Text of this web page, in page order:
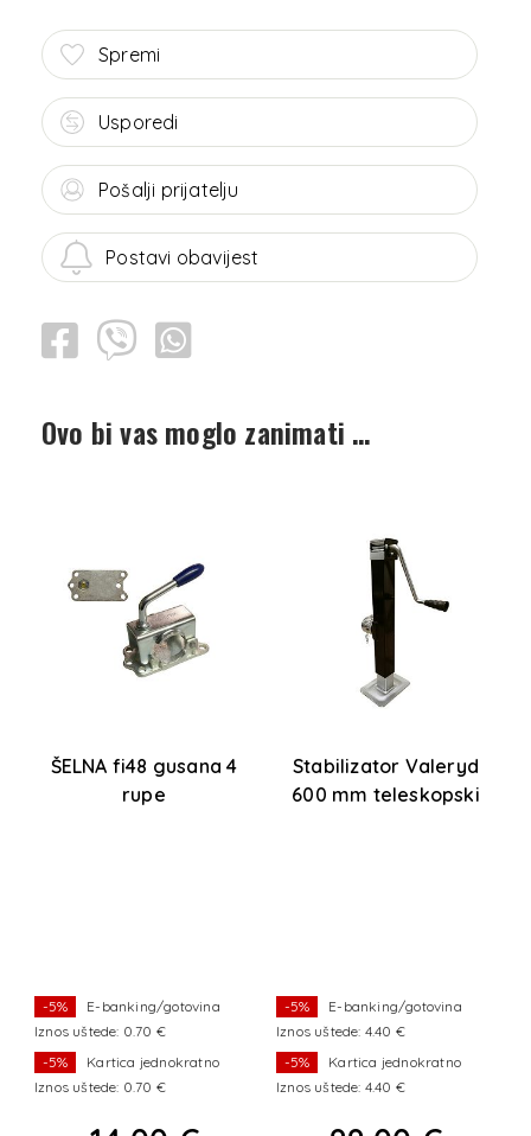
Spremi
Usporedi
Pošalji prijatelju
Postavi obavijest
Ovo bi vas moglo zanimati …
ŠELNA fi48 gusana 4
rupe
-5%
E-banking/gotovina
Iznos uštede: 0.70 €
-5%
Kartica jednokratno
Iznos uštede: 0.70 €
Stabilizator Valeryd
600 mm teleskopski
-5%
E-banking/gotovina
Iznos uštede: 4.40 €
-5%
Kartica jednokratno
Iznos uštede: 4.40 €